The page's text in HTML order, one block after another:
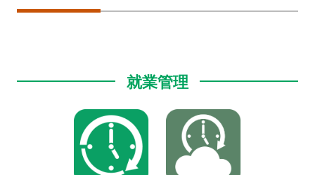
就業管理